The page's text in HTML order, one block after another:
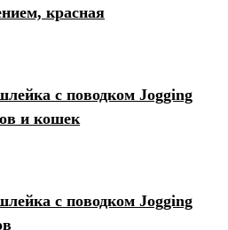
красная
с поводком Jogging
и кошек
с поводком Jogging